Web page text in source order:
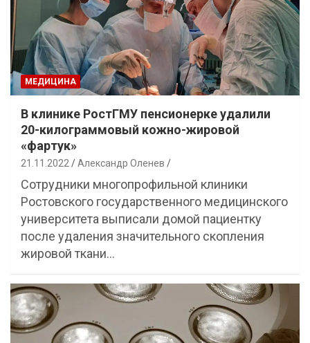
МЕДИЦИНА
В клинике РостГМУ пенсионерке удалили
20-килограммовый кожно-жировой
«фартук»
21.11.2022 Александр Оленев
Сотрудники многопрофильной клиники
Ростовского государственного медицинского
университета выписали домой пациентку
после удаления значительного скопления
жировой ткани…